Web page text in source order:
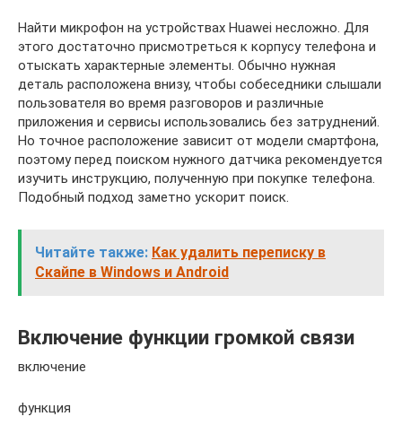
Найти микрофон на устройствах Huawei несложно. Для
этого достаточно присмотреться к корпусу телефона и
отыскать характерные элементы. Обычно нужная
деталь расположена внизу, чтобы собеседники слышали
пользователя во время разговоров и различные
приложения и сервисы использовались без затруднений.
Но точное расположение зависит от модели смартфона,
поэтому перед поиском нужного датчика рекомендуется
изучить инструкцию, полученную при покупке телефона.
Подобный подход заметно ускорит поиск.
Читайте также: Как удалить переписку в
Скайпе в Windows и Android
Включение функции громкой связи
включение
функция